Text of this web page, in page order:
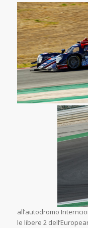
all’autodromo
le libere 2